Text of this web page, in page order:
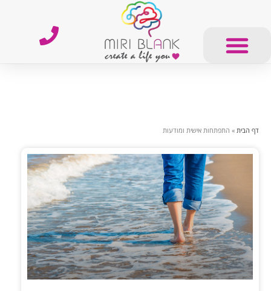
דף הבית » התפתחות אישית ומודעות